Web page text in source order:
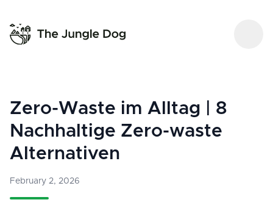
Zero-Waste im Alltag | 8
Nachhaltige Zero-waste
Alternativen
February 2, 2026